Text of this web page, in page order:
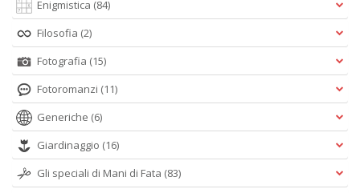
Enigmistica (84)
Filosofia (2)
Fotografia (15)
Fotoromanzi (11)
Generiche (6)
Giardinaggio (16)
Gli speciali di Mani di Fata (83)